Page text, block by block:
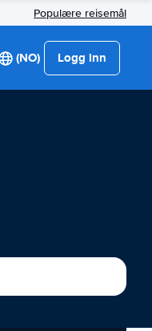
Populære reisemål
(NO) Logg inn